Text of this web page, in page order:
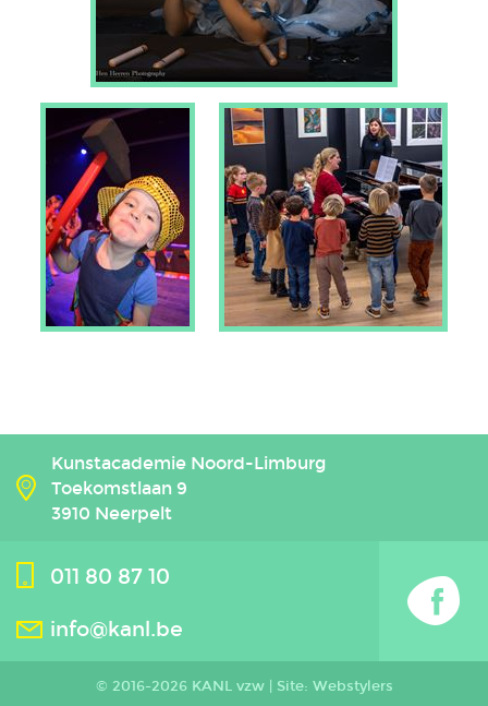
Kunstacademie Noord-Limburg
Toekomstlaan 9
3910 Neerpelt
011 80 87 10
info@kanl.be
© 2016-2026 KANL vzw | Site: Webstylers